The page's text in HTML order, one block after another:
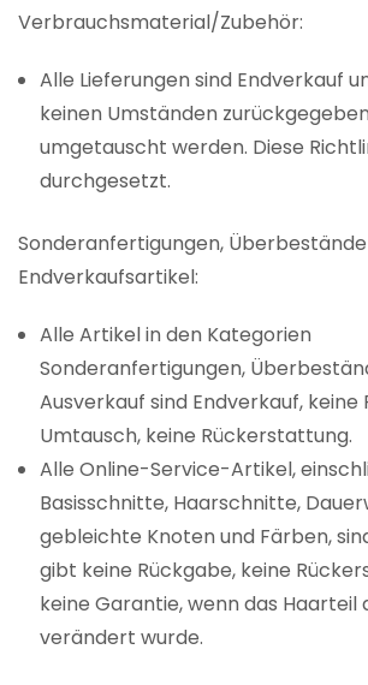
Verbrauchsmaterial/Zubehör:
Alle Lieferungen sind Endverkauf
keinen Umständen
umgetauscht werden. Diese
durchgesetzt.
Sonderanfertigungen,
Endverkaufsartikel:
Alle Artikel in den Kategorien
Sonderanfertigungen,
Ausverkauf sind Endverkauf, keine
Umtausch, keine Rückerstattung.
Alle Online-Service-Artikel,
Basisschnitte, Haarschnitte,
gebleichte Knoten und Färben,
gibt keine Rückgabe, keine
keine Garantie, wenn das Haarteil
verändert wurde.